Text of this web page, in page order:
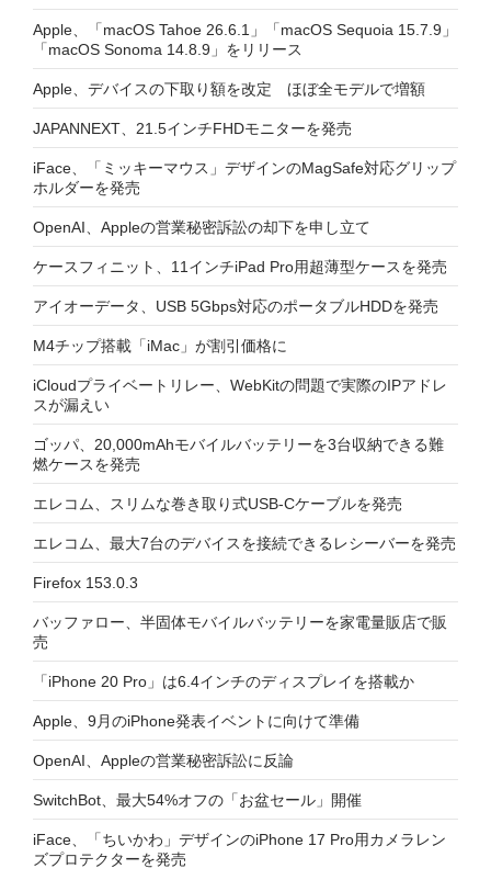
Apple、「macOS Tahoe 26.6.1」「macOS Sequoia 15.7.9」
「macOS Sonoma 14.8.9」をリリース
Apple、デバイスの下取り額を改定 ほぼ全モデルで増額
JAPANNEXT、21.5インチFHDモニターを発売
iFace、「ミッキーマウス」デザインのMagSafe対応グリップ
ホルダーを発売
OpenAI、Appleの営業秘密訴訟の却下を申し立て
ケースフィニット、11インチiPad Pro用超薄型ケースを発売
アイオーデータ、USB 5Gbps対応のポータブルHDDを発売
M4チップ搭載「iMac」が割引価格に
iCloudプライベートリレー、WebKitの問題で実際のIPアドレ
スが漏えい
ゴッパ、20,000mAhモバイルバッテリーを3台収納できる難
燃ケースを発売
エレコム、スリムな巻き取り式USB-Cケーブルを発売
エレコム、最大7台のデバイスを接続できるレシーバーを発売
Firefox 153.0.3
バッファロー、半固体モバイルバッテリーを家電量販店で販
売
「iPhone 20 Pro」は6.4インチのディスプレイを搭載か
Apple、9月のiPhone発表イベントに向けて準備
OpenAI、Appleの営業秘密訴訟に反論
SwitchBot、最大54%オフの「お盆セール」開催
iFace、「ちいかわ」デザインのiPhone 17 Pro用カメラレン
ズプロテクターを発売